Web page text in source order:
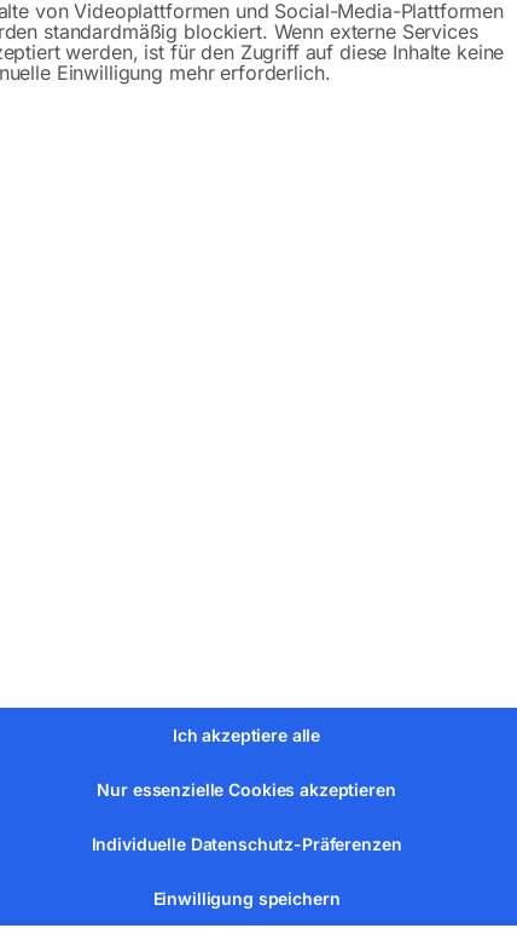
M42
Bandsägeblätter mit hoher Schnittgenauigkeit.
und Nichteisenmetalle.
(Chromanteil 4%)
M42(1.3247 mit 8 % Kobalt, 10 % Molybdän, 4 %
Vollmaterialien sehr gut geeignet
von Videoplattformen und Social-Media-Plattformen
standardmäßig blockiert. Wenn externe Services
werden, ist für den Zugriff auf diese Inhalte keine
Einwilligung mehr erforderlich.
Ich akzeptiere alle
Nur essenzielle Cookies akzeptieren
Individuelle Datenschutz-Präferenzen
Einwilligung speichern